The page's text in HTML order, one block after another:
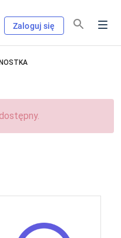
Zaloguj się